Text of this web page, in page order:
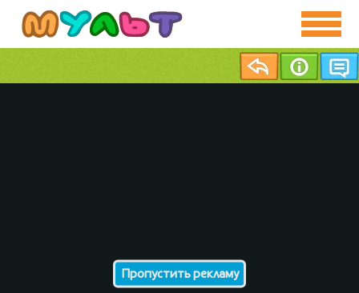
Пропустить рекламу